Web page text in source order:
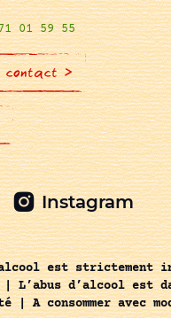
01 59 55
contact >
Instagram
est strictement
| L’abus d’alcool est
| A consommer avec